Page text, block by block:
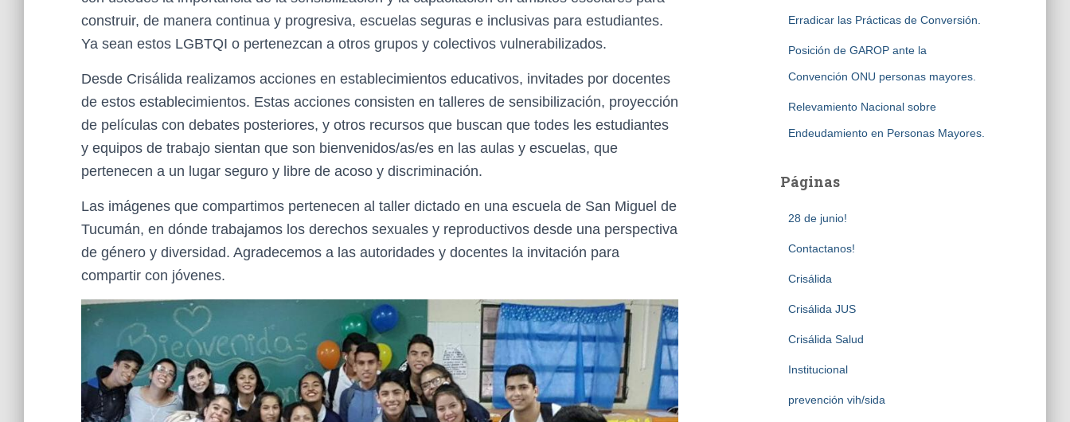
construir, de manera continua y progresiva, escuelas seguras e inclusivas para estudiantes.
Ya sean estos LGBTQI o pertenezcan a otros grupos y colectivos vulnerabilizados.
Desde Crisálida realizamos acciones en establecimientos educativos, invitades por docentes
de estos establecimientos. Estas acciones consisten en talleres de sensibilización, proyección
de películas con debates posteriores, y otros recursos que buscan que todes les estudiantes
y equipos de trabajo sientan que son bienvenidos/as/es en las aulas y escuelas, que
pertenecen a un lugar seguro y libre de acoso y discriminación.
Las imágenes que compartimos pertenecen al taller dictado en una escuela de San Miguel de
Tucumán, en dónde trabajamos los derechos sexuales y reproductivos desde una perspectiva
de género y diversidad. Agradecemos a las autoridades y docentes la invitación para
compartir con jóvenes.
Erradicar las Prácticas de Conversión.
Posición de GAROP ante la
Convención ONU personas mayores.
Relevamiento Nacional sobre
Endeudamiento en Personas Mayores.
Páginas
28 de junio!
Contactanos!
Crisálida
Crisálida JUS
Crisálida Salud
Institucional
prevención vih/sida